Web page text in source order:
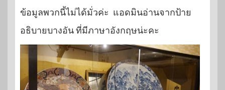
ข้อมูลพวกนี้ไม่ได้มั่วค่ะ แอดมินอ่านจากป้าย
อธิบายบางอัน ที่มีภาษาอังกฤษน่ะคะ